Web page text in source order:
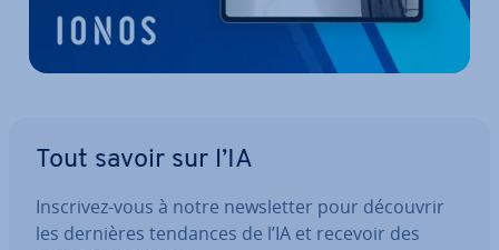
Tout savoir sur l’IA
Inscrivez-vous à notre news­let­ter pour découvrir
les dernières tendances de l’IA et recevoir des